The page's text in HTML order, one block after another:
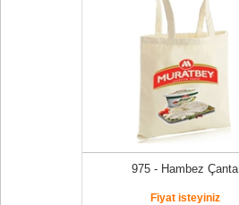
975 - Hambez Çanta
Fiyat isteyiniz